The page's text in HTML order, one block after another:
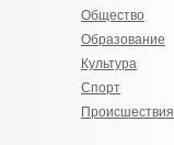
Общество
Образование
Культура
Спорт
Происшествия